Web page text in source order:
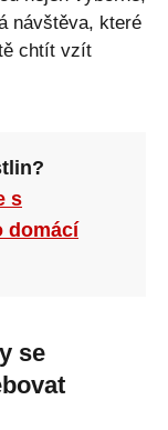
návštěva, které
chtít vzít
s
domácí
se